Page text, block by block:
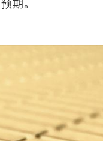
期。